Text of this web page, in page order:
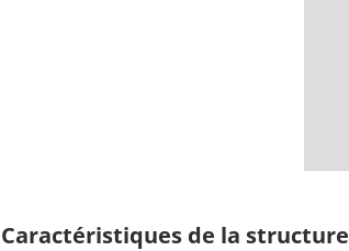
Caractéristiques de la structure